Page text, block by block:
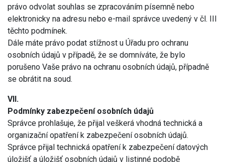
právo odvolat souhlas se zpracováním písemně nebo
elektronicky na adresu nebo e-mail správce uvedený v čl. III
těchto podmínek.
Dále máte právo podat stížnost u Úřadu pro ochranu
osobních údajů v případě, že se domníváte, že bylo
porušeno Vaše právo na ochranu osobních údajů, případně
se obrátit na soud.
VII.
Podmínky zabezpečení osobních údajů
Správce prohlašuje, že přijal veškerá vhodná technická a
organizační opatření k zabezpečení osobních údajů.
Správce přijal technická opatření k zabezpečení datových
úložišť a úložišť osobních údajů v listinné podobě